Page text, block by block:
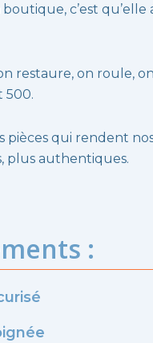
c’est qu’elle
restaure, on roule,
500.
pièces qui rendent
plus authentiques.
: